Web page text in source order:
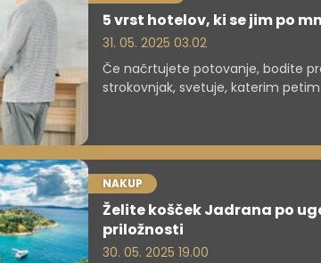
5 vrst hotelov, ki se jim po
31. 05. 2025 03.02
Če načrtujete potovanje, bodite
strokovnjak, svetuje, katerim
NAKUP
Želite košček Jadrana po
priložnosti
30. 05. 2025 19.00